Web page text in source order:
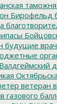
таможня
Бирофельд
будущие
Валдгеймский
ветеран
газового